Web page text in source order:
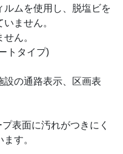
ルムを使用し、脱塩ビを
ません。
ん。
トタイプ)
設の通路表示、区画表
表面に汚れがつきにく
す。